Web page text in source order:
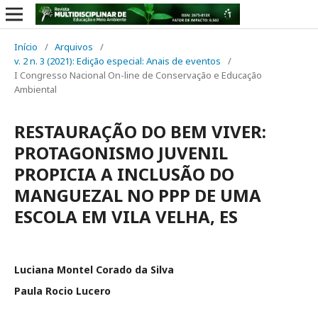
Início / Arquivos
/
v. 2 n. 3 (2021): Edição especial: Anais de eventos
/
I Congresso Nacional On-line de Conservação e Educação
Ambiental
RESTAURAÇÃO DO BEM VIVER:
PROTAGONISMO JUVENIL
PROPICIA A INCLUSÃO DO
MANGUEZAL NO PPP DE UMA
ESCOLA EM VILA VELHA, ES
Luciana Montel Corado da Silva
Paula Rocio Lucero